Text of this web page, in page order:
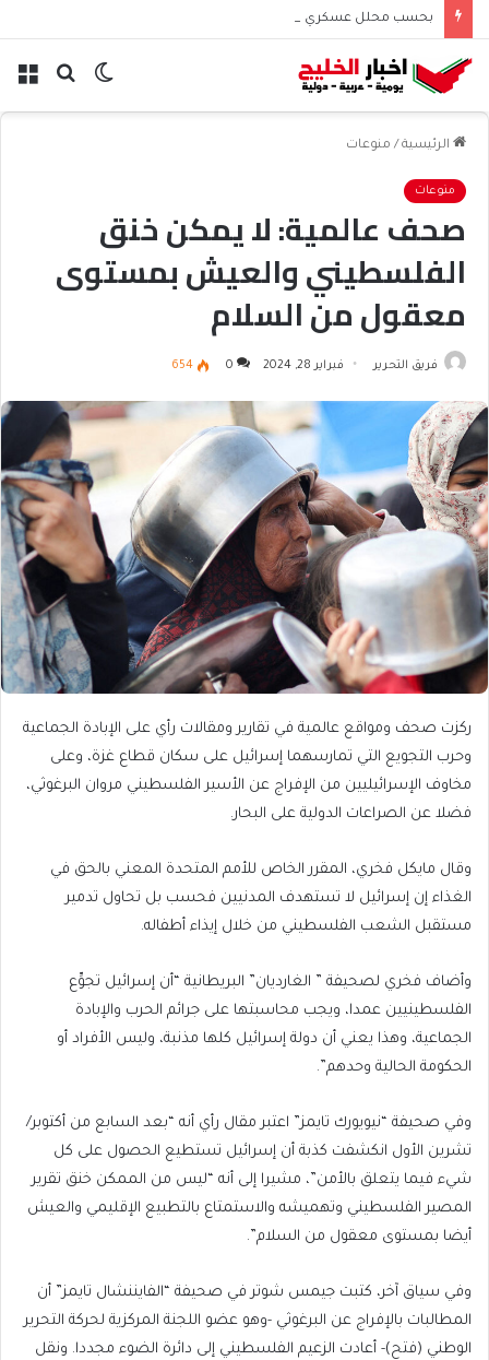
بحث الوضع
الرئيسية / منوعات
منوعات
صحف عالمية: لا يمكن خنق
الفلسطيني والعيش بمستوى
معقول من السلام
فريق التحرير فبراير 28, 2024 0
654
ركزت صحف ومواقع عالمية في تقارير ومقالات رأي على الإبادة الجماعية
وحرب التجويع التي تمارسهما إسرائيل على سكان قطاع غزة، وعلى
مخاوف الإسرائيليين من الإفراج عن الأسير الفلسطيني مروان البرغوثي،
فضلا عن الصراعات الدولية على البحار.
وقال مايكل فخري، المقرر الخاص للأمم المتحدة المعني بالحق في
الغذاء إن إسرائيل لا تستهدف المدنيين فحسب بل تحاول تدمير
مستقبل الشعب الفلسطيني من خلال إيذاء أطفاله.
وأضاف فخري لصحيفة ” الغارديان” البريطانية “أن إسرائيل تجوِّع
الفلسطينيين عمدا، ويجب محاسبتها على جرائم الحرب والإبادة
الجماعية، وهذا يعني أن دولة إسرائيل كلها مذنبة، وليس الأفراد أو
الحكومة الحالية وحدهم”.
وفي صحيفة “نيويورك تايمز” اعتبر مقال رأي أنه “بعد السابع من أكتوبر/
تشرين الأول انكشفت كذبة أن إسرائيل تستطيع الحصول على كل
شيء فيما يتعلق بالأمن”، مشيرا إلى أنه “ليس من الممكن خنق تقرير
المصير الفلسطيني وتهميشه والاستمتاع بالتطبيع الإقليمي والعيش
أيضا بمستوى معقول من السلام”.
وفي سياق آخر، كتبت جيمس شوتر في صحيفة “الفايننشال تايمز” أن
المطالبات بالإفراج عن البرغوثي -وهو عضو اللجنة المركزية لحركة التحرير
الوطني (فتح)- أعادت الزعيم الفلسطيني إلى دائرة الضوء مجددا. ونقل